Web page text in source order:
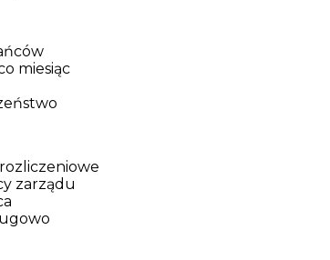
miesiąc
zarządu